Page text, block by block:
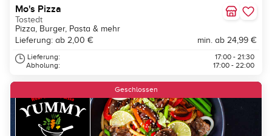
Mo's Pizza
Tostedt
Pizza, Burger, Pasta & mehr
Lieferung: ab 2,00 €
min. ab 24,99 €
Lieferung:
Abholung:
17:00 - 21:30
17:00 - 22:00
Geschlossen